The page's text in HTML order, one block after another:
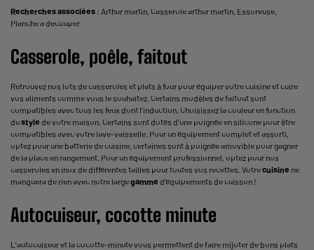
Recherches associées : Arthur martin, Casserole arthur martin, Essoreuse,
Planche a decouper
Casserole, poêle, faitout
Retrouvez nos lots de casseroles et plats à four pour équiper votre cuisine et cuire
vos aliments comme vous le souhaitez. Certains modèles de faitout sont
compatibles avec tous les feux dont l’induction. Choisissez la couleur en fonction
dustyle de votre maison. Certains sont dotés d’une poignée en silicone pour être
compatibles avec votre lave-vaisselle. Pour un équipement complet et assorti,
optez pour une batterie de cuisine, certaines sont à poignée amovible pour gagner
de la place en rangement. Pour un équipement professionnel, optez pour nos
casseroles en inox de différentes tailles pour toutes vos recettes. Votrecuisine ne
manquera de rien avec notre largegamme d'équipements de cuisson !
Autocuiseur, cocotte minute
L’autocuiseuret la cocotte-minute vous permettent de faire mijoter de bons plats